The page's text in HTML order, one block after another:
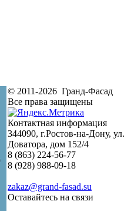
© 2011-2026 Гранд-Фасад
Все права защищены
Контактная информация
344090, г.Ростов-на-Дону, ул.
Доватора, дом 152/4
8 (863) 224-56-77
8 (928) 988-09-18
zakaz@grand-fasad.su
Оставайтесь на связи